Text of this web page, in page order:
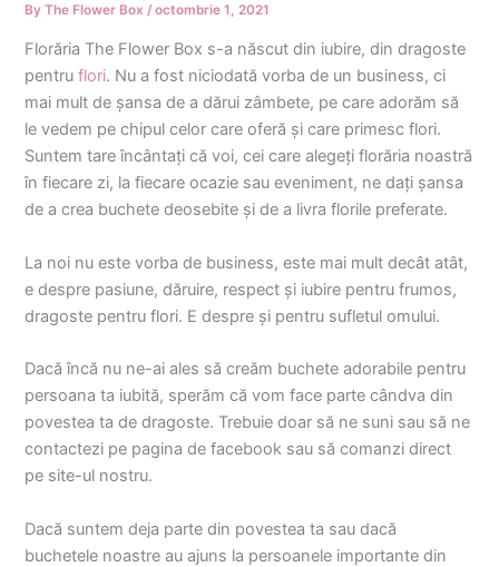
ByThe Flower Box/octombrie 1, 2021
Florăria The Flower Box s-a născut din iubire, din dragoste
pentruflori. Nu a fost niciodată vorba de un business, ci
mai mult de șansa de a dărui zâmbete, pe care adorăm să
le vedem pe chipul celor care oferă și care primesc flori.
Suntem tare încântați că voi, cei care alegeți florăria noastră
în fiecare zi, la fiecare ocazie sau eveniment, ne dați șansa
de a crea buchete deosebite și de a livra florile preferate.
La noi nu este vorba de business, este mai mult decât atât,
e despre pasiune, dăruire, respect și iubire pentru frumos,
dragoste pentru flori. E despre și pentru sufletul omului.
Dacă încă nu ne-ai ales să creăm buchete adorabile pentru
persoana ta iubită, sperăm că vom face parte cândva din
povestea ta de dragoste. Trebuie doar să ne suni sau să ne
contactezi pe pagina de facebook sau să comanzi direct
pe site-ul nostru.
Dacă suntem deja parte din povestea ta sau dacă
buchetele noastre au ajuns la persoanele importante din